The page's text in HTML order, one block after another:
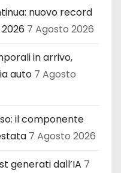
nuovo record
7 Agosto 2026
in arrivo,
auto 7 Agosto
il componente
7 Agosto 2026
generati dall’IA 7